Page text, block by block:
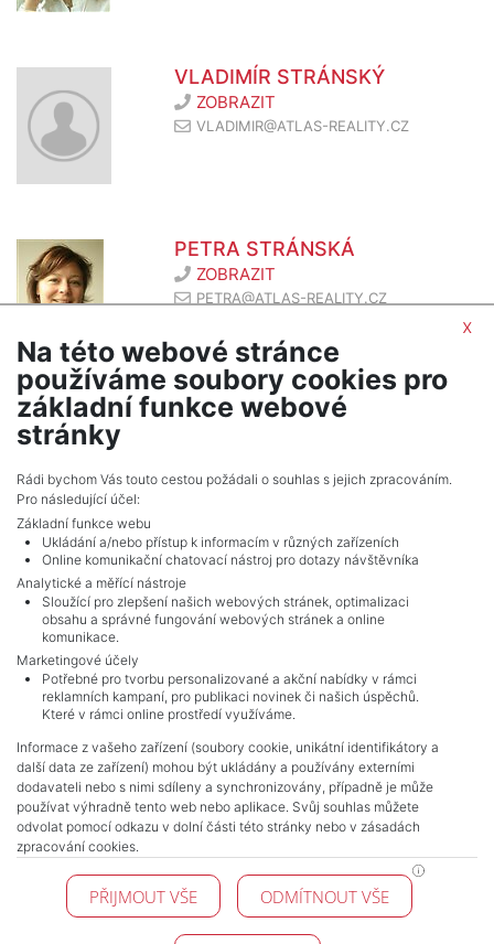
VLADIMÍR STRÁNSKÝ
ZOBRAZIT
VLADIMIR@ATLAS-REALITY.CZ
PETRA STRÁNSKÁ
ZOBRAZIT
PETRA@ATLAS-REALITY.CZ
NAVIGACE
Obchodní podmínky
Ochrana osobních údajů
Realitní kanceláře
Kontakt
Zpracování cookies
KONTAKT
Pražské reality
x
Na této webové stránce
používáme soubory cookies pro
základní funkce webové
stránky
Rádi bychom Vás touto cestou požádali o souhlas s jejich zpracováním.
Pro následující účel:
Základní funkce webu
Ukládání a/nebo přístup k informacím v různých zařízeních
Online komunikační chatovací nástroj pro dotazy návštěvníka
Analytické a měřící nástroje
Sloužící pro zlepšení našich webových stránek, optimalizaci
obsahu a správné fungování webových stránek a online
komunikace.
Marketingové účely
Potřebné pro tvorbu personalizované a akční nabídky v rámci
reklamních kampaní, pro publikaci novinek či našich úspěchů.
Které v rámci online prostředí využíváme.
Informace z vašeho zařízení (soubory cookie, unikátní identifikátory a
další data ze zařízení) mohou být ukládány a používány externími
dodavateli nebo s nimi sdíleny a synchronizovány, případně je může
používat výhradně tento web nebo aplikace. Svůj souhlas můžete
odvolat pomocí odkazu v dolní části této stránky nebo v zásadách
zpracování cookies.
PŘIJMOUT VŠE ODMÍTNOUT VŠE